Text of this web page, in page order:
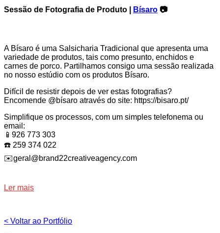
Sessão de Fotografia de Produto | Bísaro 📷
A Bísaro é uma Salsicharia Tradicional que apresenta uma
variedade de produtos, tais como presunto, enchidos e
carnes de porco. Partilhamos consigo uma sessão realizada
no nosso estúdio com os produtos Bísaro.
Difícil de resistir depois de ver estas fotografias?
Encomende @bísaro através do site: https://bisaro.pt/
Simplifique os processos, com um simples telefonema ou
email:
📱926 773 303
☎️ 259 374 022
✉️geral@brand22creativeagency.com
Ler mais
< Voltar ao Portfólio